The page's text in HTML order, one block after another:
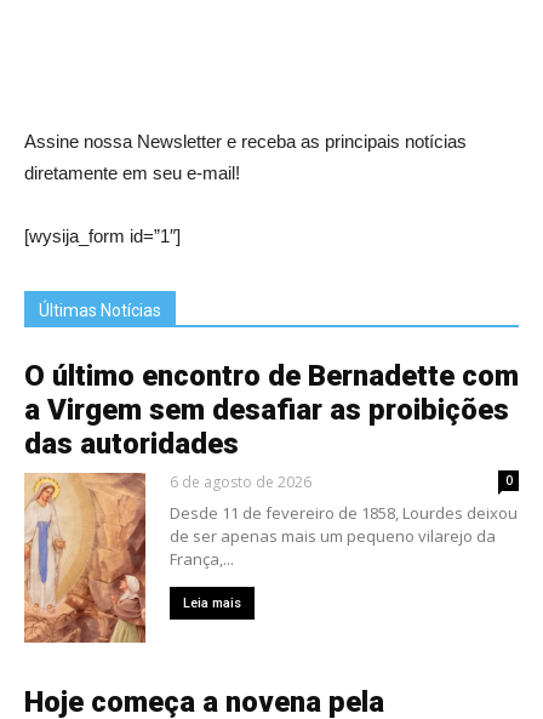
Assine nossa Newsletter e receba as principais notícias
diretamente em seu e-mail!
[wysija_form id=”1″]
Últimas Notícias
O último encontro de Bernadette com
a Virgem sem desafiar as proibições
das autoridades
6 de agosto de 2026 0
Desde 11 de fevereiro de 1858, Lourdes deixou
de ser apenas mais um pequeno vilarejo da
França,...
Leia mais
Hoje começa a novena pela